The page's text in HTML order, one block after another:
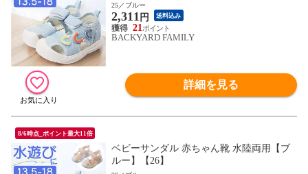
25／ブルー
2,311 円 送料込み
21
BACKYARD FAMILY
詳細を見る
8/6時点_ポイント最大11倍
ベビーサンダル 赤ちゃん靴 水陸両用【ブ
ルー】【26】